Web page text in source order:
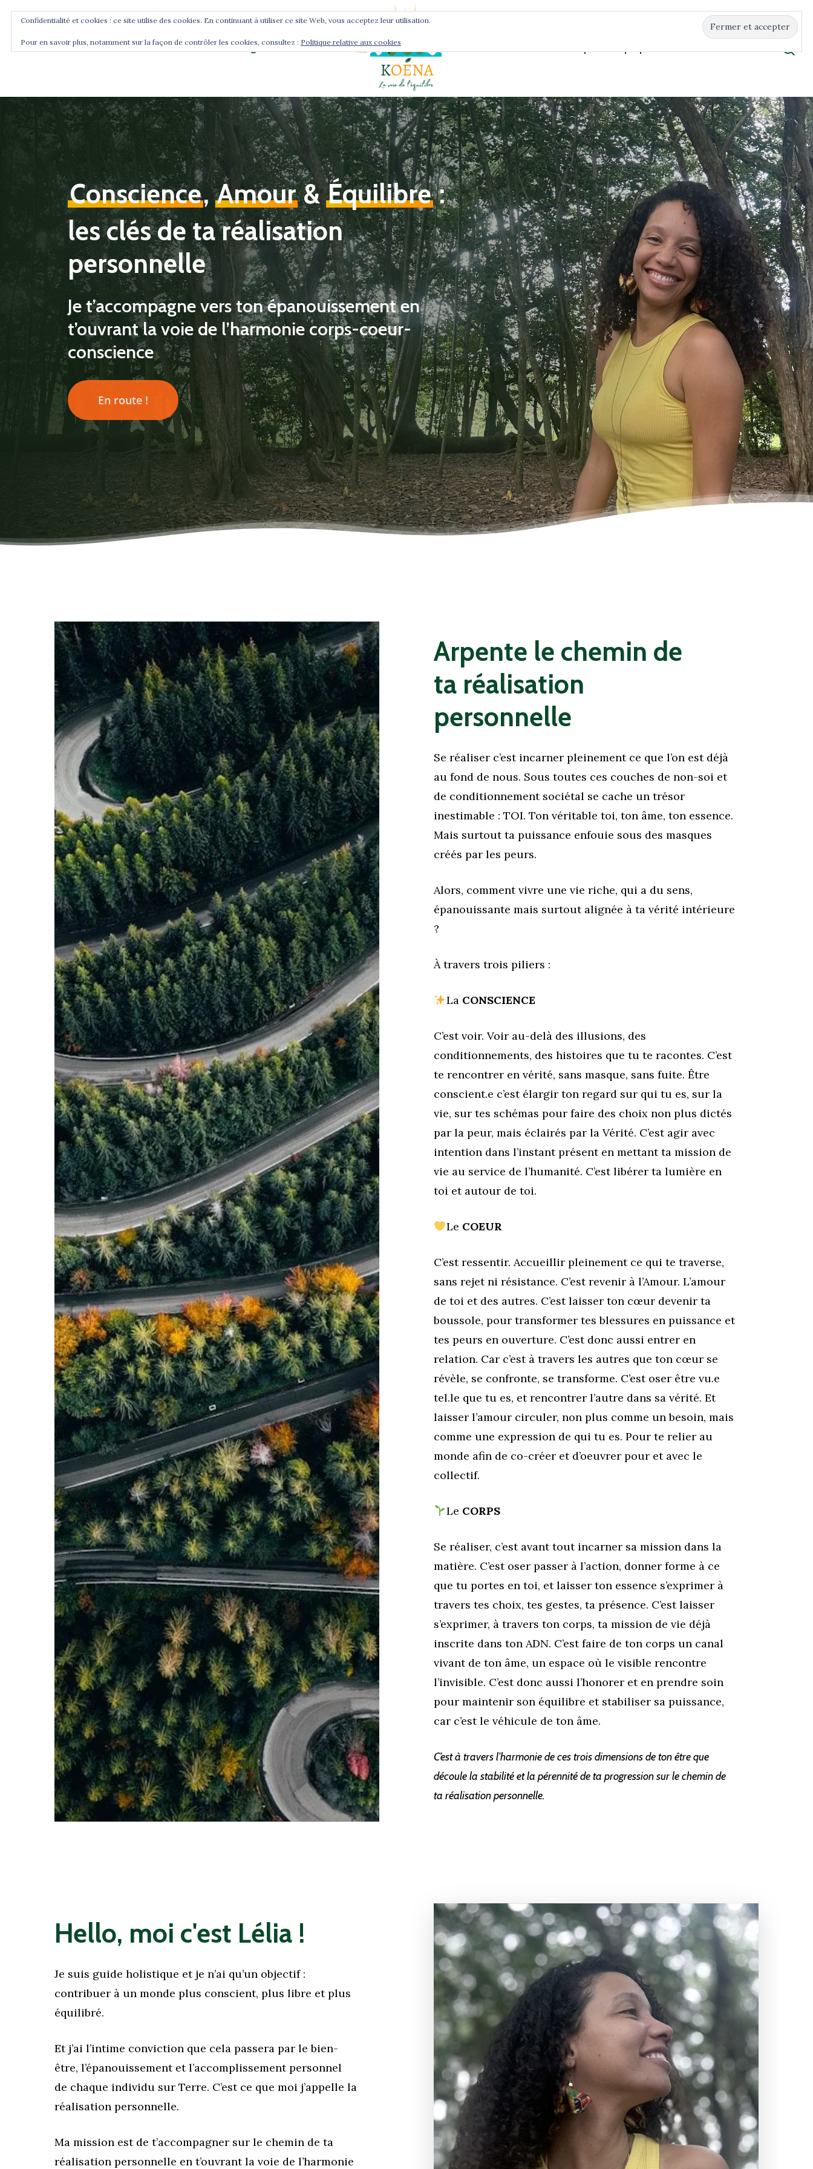
Hit enter to search or ESC to close
Accueil Commence ici Blog Podcast
Conscience,Amour&Équilibre:
les clés de ta réalisation
personnelle
Je t’accompagne vers ton épanouissement en
t’ouvrant la voie de l’harmonie corps-coeur-
conscience
En route !
Arpente le chemin de
ta réalisation
personnelle
Se réaliser c’est incarner pleinement ce que l’on est déjà
au fond de nous. Sous toutes ces couches de non-soi et
de conditionnement sociétal se cache un trésor
inestimable : TOI. Ton véritable toi, ton âme, ton essence.
Mais surtout ta puissance enfouie sous des masques
créés par les peurs.
Alors, comment vivre une vie riche, qui a du sens,
épanouissante mais surtout alignée à ta vérité intérieure
?
À travers trois piliers :
LaCONSCIENCE
C’est voir. Voir au-delà des illusions, des
conditionnements, des histoires que tu te racontes. C’est
te rencontrer en vérité, sans masque, sans fuite. Être
conscient.e c’est élargir ton regard sur qui tu es, sur la
vie, sur tes schémas pour faire des choix non plus dictés
par la peur, mais éclairés par la Vérité. C’est agir avec
intention dans l’instant présent en mettant ta mission de
vie au service de l’humanité. C’est libérer ta lumière en
toi et autour de toi.
Le COEUR
C’est ressentir. Accueillir pleinement ce qui te traverse,
sans rejet ni résistance. C’est revenir à l’Amour. L’amour
de toi et des autres. C’est laisser ton cœur devenir ta
boussole, pour transformer tes blessures en puissance et
tes peurs en ouverture. C’est donc aussi entrer en
relation. Car c’est à travers les autres que ton cœur se
révèle, se confronte, se transforme. C’est oser être vu.e
tel.le que tu es, et rencontrer l’autre dans sa vérité. Et
laisser l’amour circuler, non plus comme un besoin, mais
comme une expression de qui tu es. Pour te relier au
monde afin de co-créer et d’oeuvrer pour et avec le
collectif.
Le CORPS
Se réaliser, c’est avant tout incarner sa mission dans la
matière. C’est oser passer à l’action, donner forme à ce
que tu portes en toi, et laisser ton essence s’exprimer à
travers tes choix, tes gestes, ta présence. C’est laisser
s’exprimer, à travers ton corps, ta mission de vie déjà
inscrite dans ton ADN. C’est faire de ton corps un canal
vivant de ton âme, un espace où le visible rencontre
l’invisible. C’est donc aussi l’honorer et en prendre soin
pour maintenir son équilibre et stabiliser sa puissance,
car c’est le véhicule de ton âme.
C’est à travers l’harmonie de ces trois dimensions de ton être que
découle la stabilité et la pérennité de ta progression sur le chemin de
ta réalisation personnelle.
Hello, moi c'est Lélia !
Je suis guide holistique et je n’ai qu’un objectif :
contribuer à un monde plus conscient, plus libre et plus
équilibré.
Et j’ai l’intime conviction que cela passera par le bien-
être, l’épanouissement et l’accomplissement personnel
de chaque individu sur Terre. C’est ce que moi j’appelle la
réalisation personnelle.
Ma mission est de t’accompagner sur le chemin de ta
réalisation personnelle en t’ouvrant la voie de l’harmonie
Confidentialité et cookies : ce site utilise des cookies. En continuant à utiliser ce site Web, vous acceptez leur utilisation.
Pour en savoir plus, notamment sur la façon de contrôler les cookies, consultez : Politique relative aux cookies